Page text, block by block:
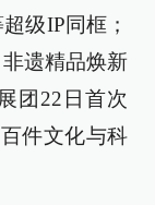
级IP同框；
非遗精品焕新
团22日首次
件文化与科